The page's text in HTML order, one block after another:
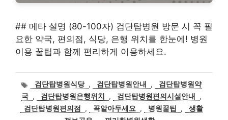
## 메타 설명 (80-100자) 검단탑병원 방문 시 꼭 필
요한 약국, 편의점, 식당, 은행 위치를 한눈에! 병원
이용 꿀팁과 함께 편리하게 이용하세요.
태검단탑병원식당 , 검단탑병원안내 ,
검단탑병원약
국 , 검단탑병원은행위치 , 검단탑병원편의시설안내
,
검단탑병원편의점
, 꼭알아두세요 , 병원꿀팁 ,
생활